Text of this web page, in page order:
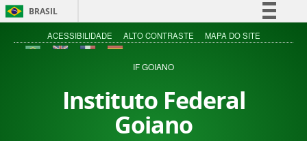
BRASIL
Simplifique!
Acesso à informação
ACESSIBILIDADE ALTO CONTRASTE MAPA DO SITE
IF GOIANO
Instituto Federal
Goiano